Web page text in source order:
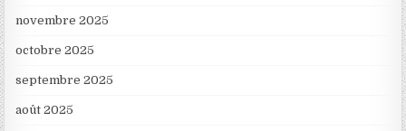
novembre 2025
octobre 2025
septembre 2025
août 2025